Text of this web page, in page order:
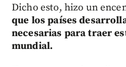
Dicho esto, hizo un
que los países
necesarias para traer
mundial.